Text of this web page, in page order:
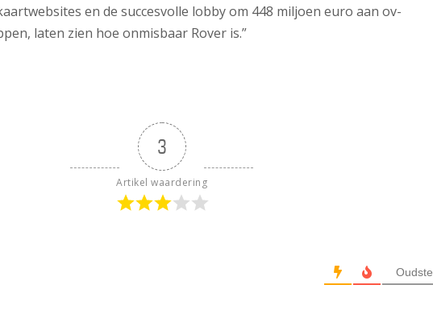
en de succesvolle lobby om 448 miljoen euro aan ov-
laten zien hoe onmisbaar Rover is.”
3
Artikel waardering
Oudste